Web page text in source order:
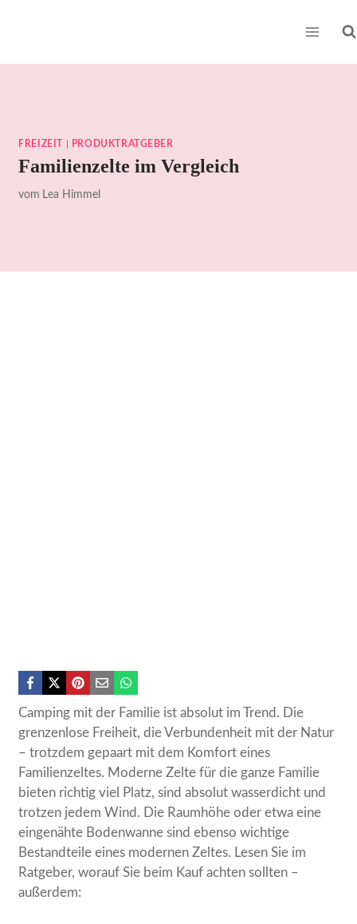
FREIZEIT PRODUKTRATGEBER
Familienzelte im Vergleich
vom Lea Himmel
Camping mit der Familie ist absolut im Trend. Die
grenzenlose Freiheit, die Verbundenheit mit der Natur
– trotzdem gepaart mit dem Komfort eines
Familienzeltes. Moderne Zelte für die ganze Familie
bieten richtig viel Platz, sind absolut wasserdicht und
trotzen jedem Wind. Die Raumhöhe oder etwa eine
eingenähte Bodenwanne sind ebenso wichtige
Bestandteile eines modernen Zeltes. Lesen Sie im
Ratgeber, worauf Sie beim Kauf achten sollten –
außerdem: